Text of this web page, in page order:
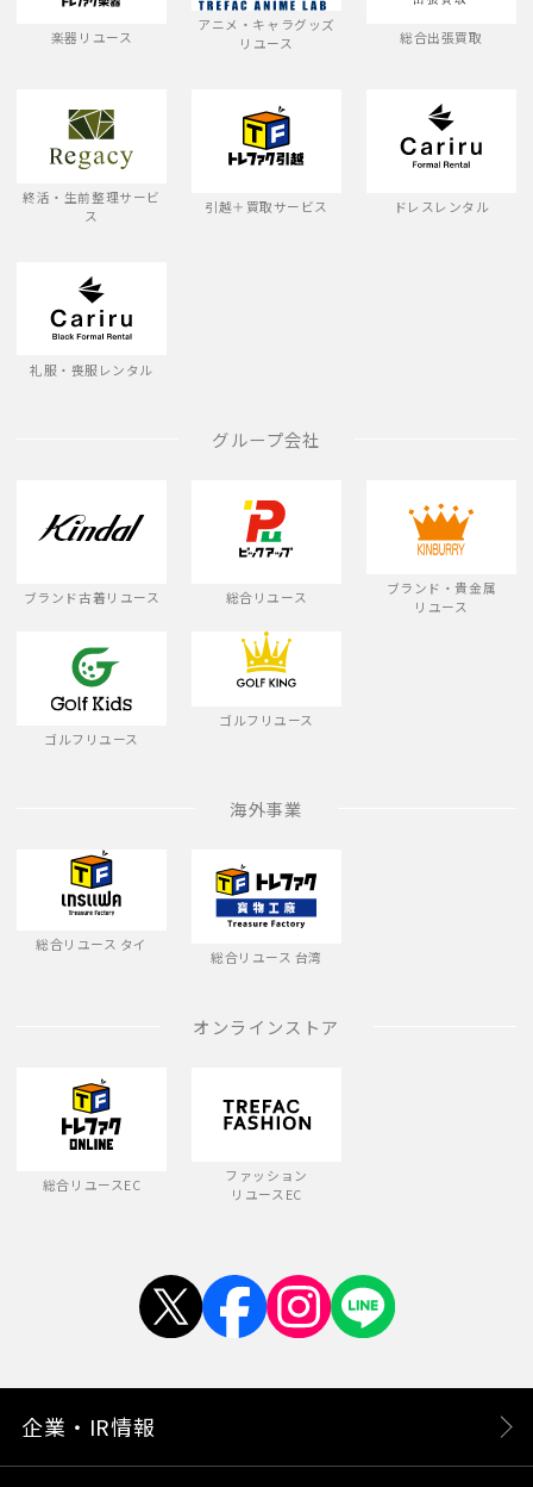
楽器リユース
アニメ・キャラグッズ
リユース
総合出張買取
終活・生前整理サービ
ス
引越＋買取サービス ドレスレンタル
礼服・喪服レンタル
グループ会社
ブランド古着リユース 総合リユース
ブランド・貴金属
リユース
ゴルフリユース
ゴルフリユース
海外事業
総合リユース タイ
総合リユース 台湾
オンラインストア
総合リユースEC
ファッション
リユースEC
企業・IR情報